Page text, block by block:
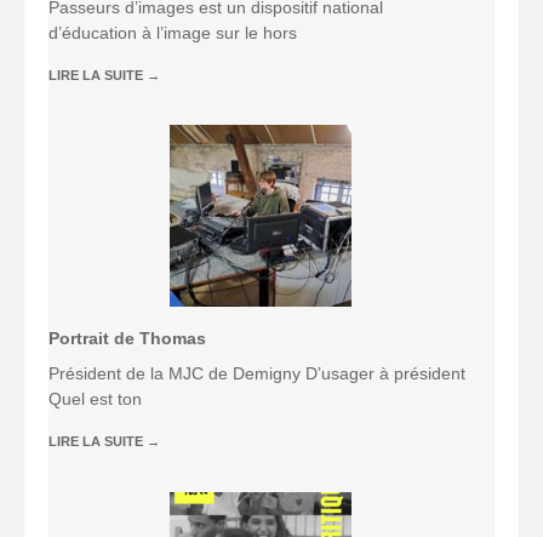
Passeurs d’images est un dispositif national
d’éducation à l’image sur le hors
LIRE LA SUITE →
Portrait de Thomas
Président de la MJC de Demigny D’usager à président
Quel est ton
LIRE LA SUITE →